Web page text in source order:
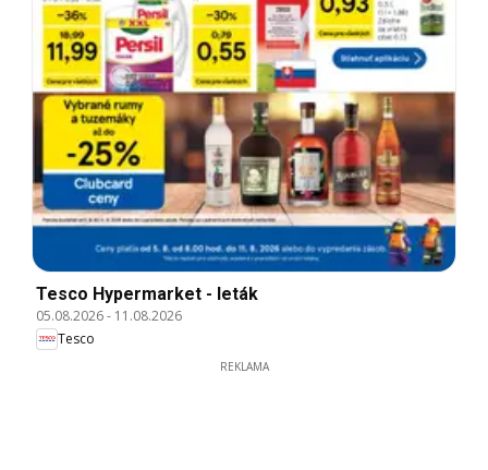
Tesco Hypermarket - leták
05.08.2026- 11.08.2026
Tesco
REKLAMA